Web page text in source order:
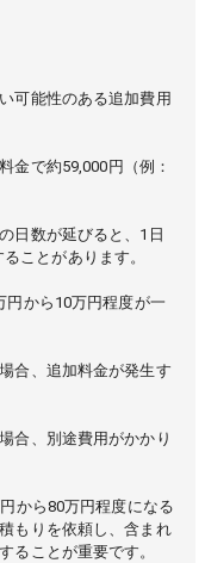
可能性のある追加費用
金で約59,000円（例：
日数が延びると、1日
ことがあります。
円から10万円程度が一
合、追加料金が発生す
合、別途費用がかかり
から80万円程度になる
もりを依頼し、含まれ
ることが重要です。